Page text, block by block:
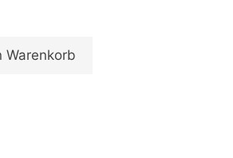
Warenkorb